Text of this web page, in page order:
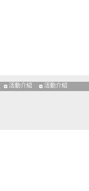
活動介紹 活動介紹